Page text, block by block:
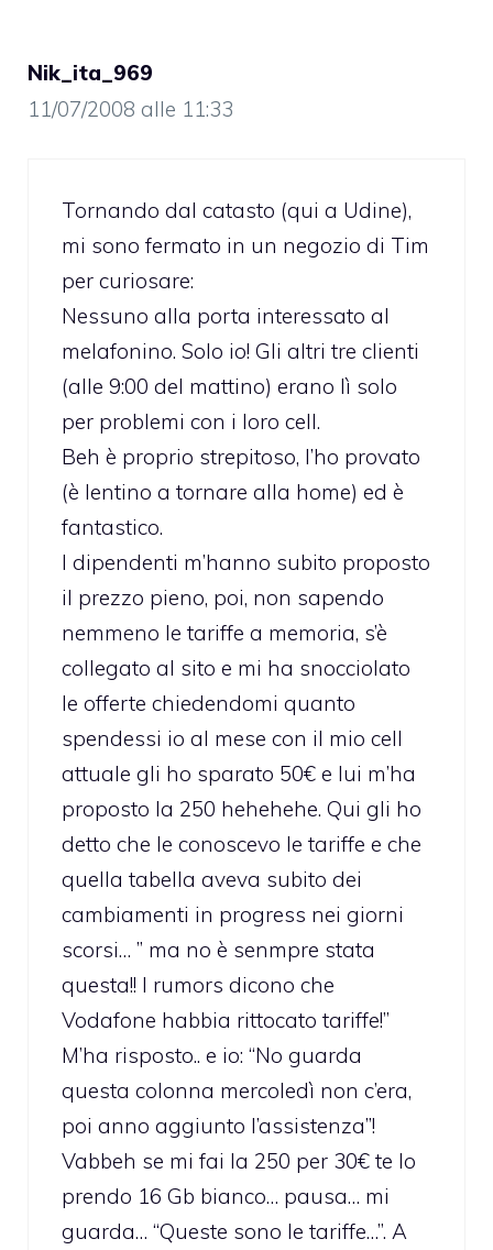
Nik_ita_969
11/07/2008 alle 11:33
Tornando dal catasto (qui a Udine),
mi sono fermato in un negozio di Tim
per curiosare:
Nessuno alla porta interessato al
melafonino. Solo io! Gli altri tre clienti
(alle 9:00 del mattino) erano lì solo
per problemi con i loro cell.
Beh è proprio strepitoso, l’ho provato
(è lentino a tornare alla home) ed è
fantastico.
I dipendenti m’hanno subito proposto
il prezzo pieno, poi, non sapendo
nemmeno le tariffe a memoria, s’è
collegato al sito e mi ha snocciolato
le offerte chiedendomi quanto
spendessi io al mese con il mio cell
attuale gli ho sparato 50€ e lui m’ha
proposto la 250 hehehehe. Qui gli ho
detto che le conoscevo le tariffe e che
quella tabella aveva subito dei
cambiamenti in progress nei giorni
scorsi… ” ma no è senmpre stata
questa!! I rumors dicono che
Vodafone habbia rittocato tariffe!”
M’ha risposto.. e io: “No guarda
questa colonna mercoledì non c’era,
poi anno aggiunto l’assistenza”!
Vabbeh se mi fai la 250 per 30€ te lo
prendo 16 Gb bianco… pausa… mi
guarda… “Queste sono le tariffe…”. A